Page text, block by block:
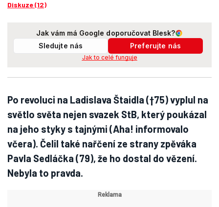
Diskuze (12)
Jak vám má Google doporučovat Blesk?
Sledujte nás
Preferujte nás
Jak to celé funguje
Po revoluci na Ladislava Štaidla (†75) vyplul na
světlo světa nejen svazek StB, který poukázal
na jeho styky s tajnými (Aha! informovalo
včera). Čelil také nařčení ze strany zpěváka
Pavla Sedláčka (79), že ho dostal do vězení.
Nebyla to pravda.